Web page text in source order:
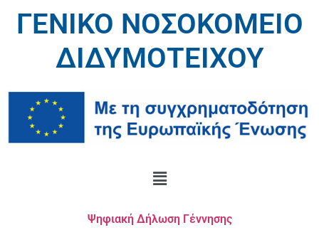
ΓΕΝΙΚΟ ΝΟΣΟΚΟΜΕΙΟ
ΔΙΔΥΜΟΤΕΙΧΟΥ
Ψηφιακή Δήλωση Γέννησης